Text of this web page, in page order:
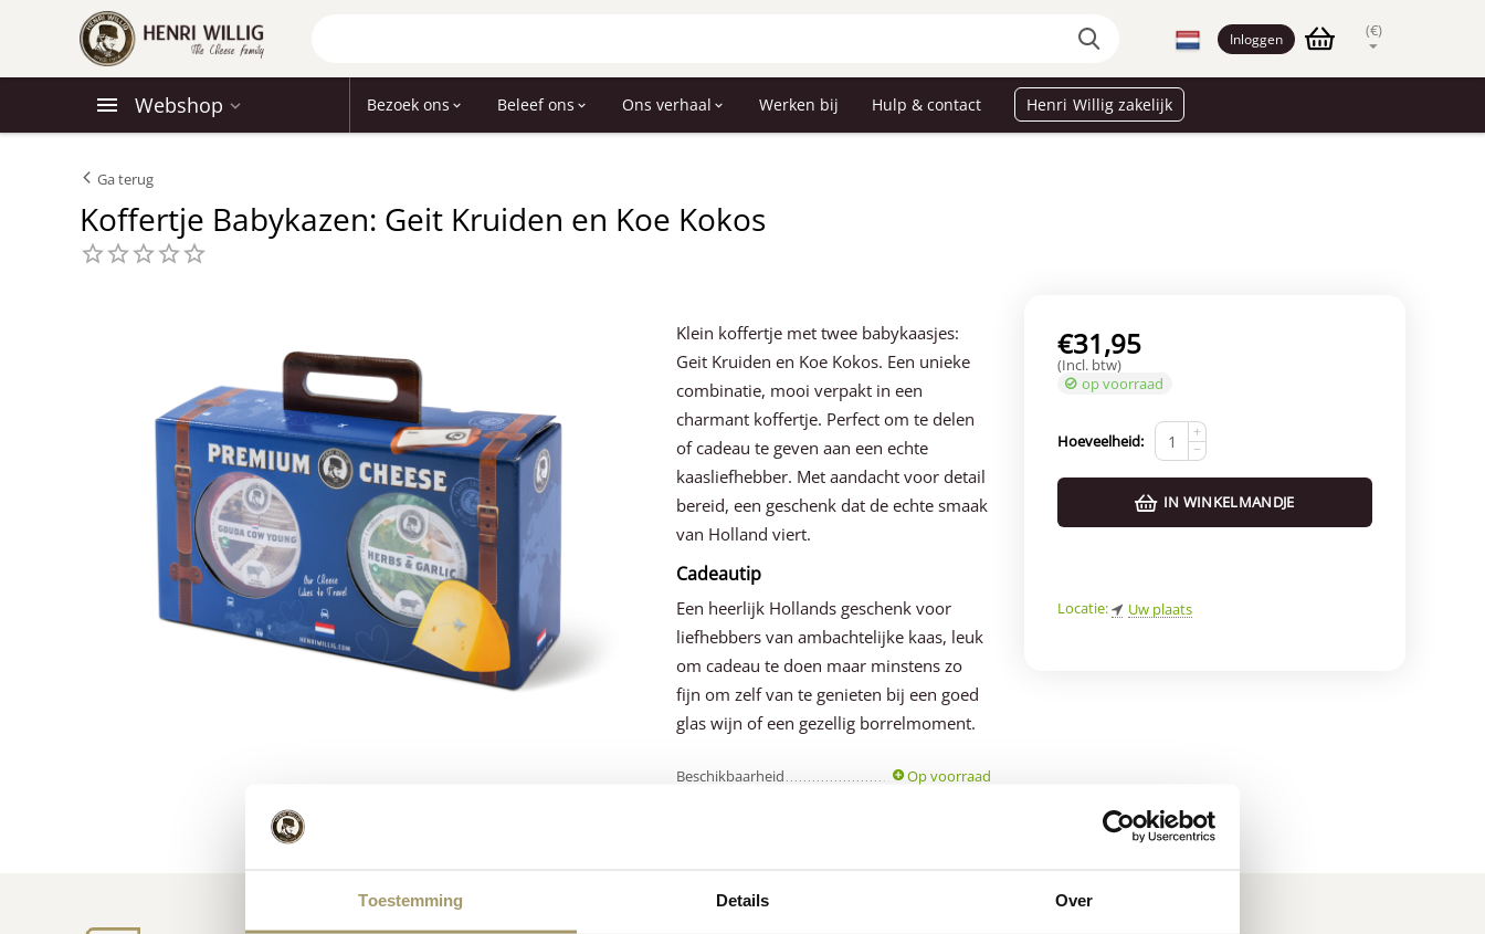
Toestemming Details Over
Inloggen (€)
Webshop Bezoek ons Beleef ons Ons verhaal Werken bij Hulp & contact Henri Willig zakelijk
Ga terug
Koffertje Babykazen: Geit Kruiden en Koe Kokos
Klein koffertje met twee babykaasjes:
Geit Kruiden en Koe Kokos. Een unieke
combinatie, mooi verpakt in een
charmant koffertje. Perfect om te delen
of cadeau te geven aan een echte
kaasliefhebber. Met aandacht voor detail
bereid, een geschenk dat de echte smaak
van Holland viert.
Cadeautip
Een heerlijk Hollands geschenk voor
liefhebbers van ambachtelijke kaas, leuk
om cadeau te doen maar minstens zo
fijn om zelf van te genieten bij een goed
glas wijn of een gezellig borrelmoment.
Beschikbaarheid
Op voorraad
€31,95
(Incl. btw)
op voorraad
Hoeveelheid:
+
−
IN WINKELMANDJE
Locatie: Uw plaats